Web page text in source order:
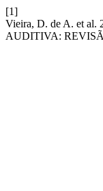
[1]
Vieira, D. de A. et
AUDITIVA: